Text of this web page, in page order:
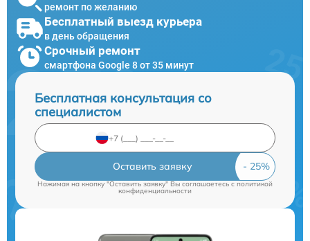
ремонт по желанию
Бесплатный выезд курьера
в день обращения
Срочный ремонт
смартфона Google 8 от 35 минут
Бесплатная консультация со
специалистом
Оставить заявку
Нажимая на кнопку "Оставить заявку" Вы соглашаетесь c политикой
конфиденциальности